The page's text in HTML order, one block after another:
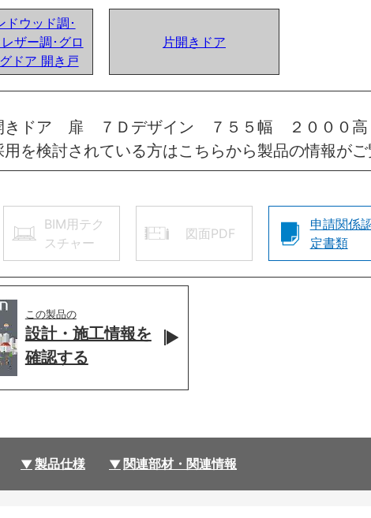
ドウッド調･
ザー調･グロ
ドア 開き戸
片開きドア
きドア 扉 ７Ｄデザイン ７５５幅 ２０００
を検討されている方はこちらから製品の情報が
BIM用テク
スチャー
図面PDF
申請関係
定書類
この製品の
設計・施工情報を
確認する
製品仕様 関連部材・関連情報